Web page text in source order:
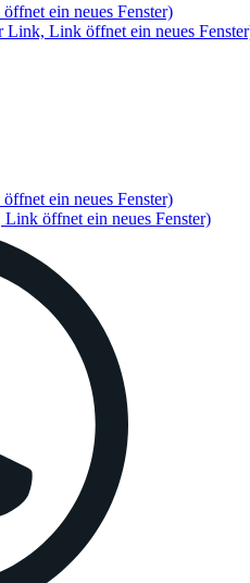
ein neues Fenster)
Link, Link öffnet ein neues
ein neues Fenster)
öffnet ein neues Fenster)